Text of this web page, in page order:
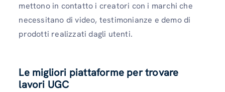
mettono in contatto i creatori con i marchi che
necessitano di video, testimonianze e demo di
prodotti realizzati dagli utenti.
Le migliori piattaforme per trovare
lavori UGC